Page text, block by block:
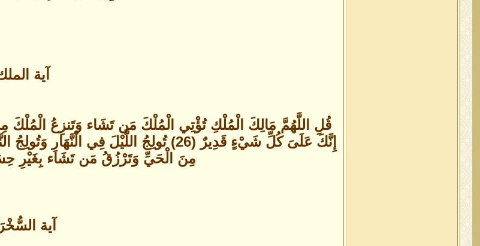
آية
قُلِ اللَّهُمَّ مَالِكَ الْمُلْكِ تُؤْتِي الْمُلْكَ مَن تَشَاء وَتَنزِعُ
إِنَّكَ عَلَىَ كُلِّ شَيْءٍ قَدِيرٌ (26) تُولِجُ اللَّيْلَ فِي الْنَّهَارِ وَتُولِجُ النَّهَارَ فِي اللَّيْلِ وَتُخْرِجُ الْحَيَّ مِنَ الْمَيِّتِ وَتُخْرِجُ الَمَيَّتَ
مِنَ الْحَيِّ وَتَرْزُقُ مَن تَشَاء بِغَيْرِ حِسَابٍ (27) سورة
آية